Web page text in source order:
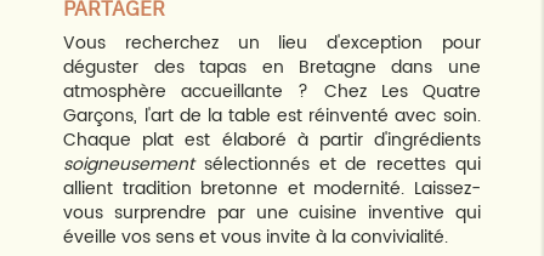
PARTAGER
Vous recherchez un lieu d'exception pour
déguster des tapas en Bretagne dans une
atmosphère accueillante ? Chez Les Quatre
Garçons, l'art de la table est réinventé avec soin.
Chaque plat est élaboré à partir d'ingrédients
soigneusementsélectionnés et de recettes qui
allient tradition bretonne et modernité. Laissez-
vous surprendre par une cuisine inventive qui
éveille vos sens et vous invite à la convivialité.